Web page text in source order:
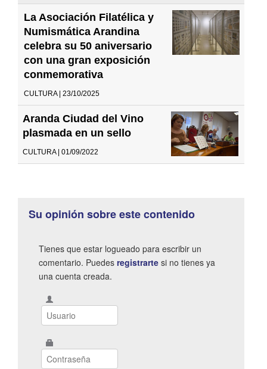
La Asociación Filatélica y
Numismática Arandina
celebra su 50 aniversario
con una gran exposición
conmemorativa
CULTURA | 23/10/2025
Aranda Ciudad del Vino
plasmada en un sello
CULTURA | 01/09/2022
Su opinión sobre este contenido
Tienes que estar logueado para escribir un
comentario. Puedes registrarte si no tienes ya
una cuenta creada.